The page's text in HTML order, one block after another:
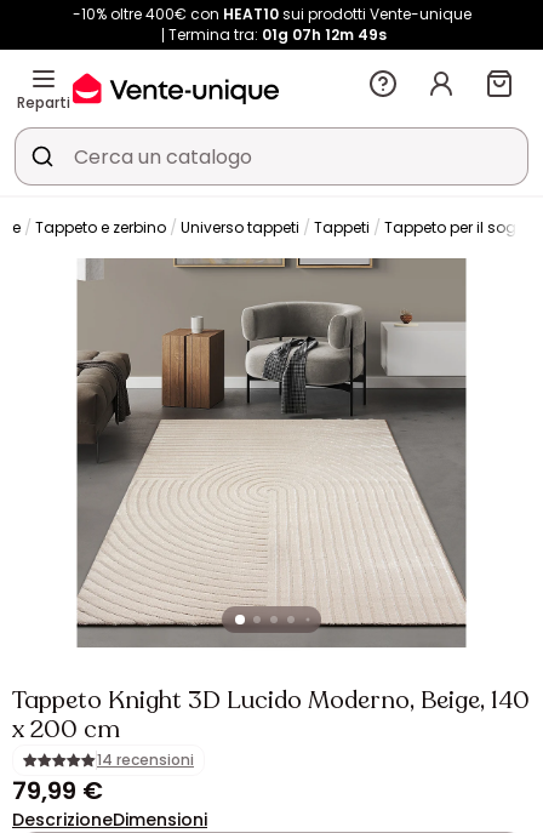
-10% oltre 400€ con HEAT10sui prodotti Vente-unique
Termina tra: 01g 07h 12m 49s
Reparti
Tappeto e zerbino Universo tappeti Tappeti Tappeto per il
Tappeto Knight 3D Lucido Moderno, Beige, 140
x 200 cm
14 recensioni
79,99 €
DescrizioneDimensioni